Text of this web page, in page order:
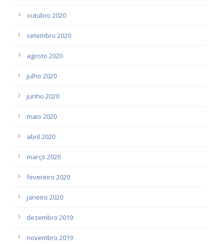
outubro 2020
setembro 2020
agosto 2020
julho 2020
junho 2020
maio 2020
abril 2020
março 2020
fevereiro 2020
janeiro 2020
dezembro 2019
novembro 2019